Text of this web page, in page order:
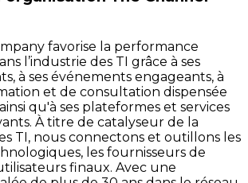
favorise la performance
l’industrie des TI grâce à ses
à ses événements engageants, à
et de consultation dispensée
qu'à ses plateformes et services
À titre de catalyseur de la
TI, nous connectons et outillons les
les fournisseurs de
finaux. Avec une